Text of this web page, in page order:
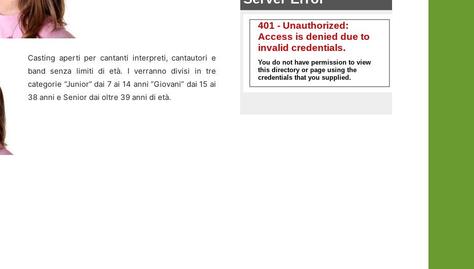
Casting aperti per cantanti interpreti, cantautori e
band senza limiti di età. I verranno divisi in tre
categorie “Junior” dai 7 ai 14 anni “Giovani” dai 15 ai
38 anni e Senior dai oltre 39 anni di età.